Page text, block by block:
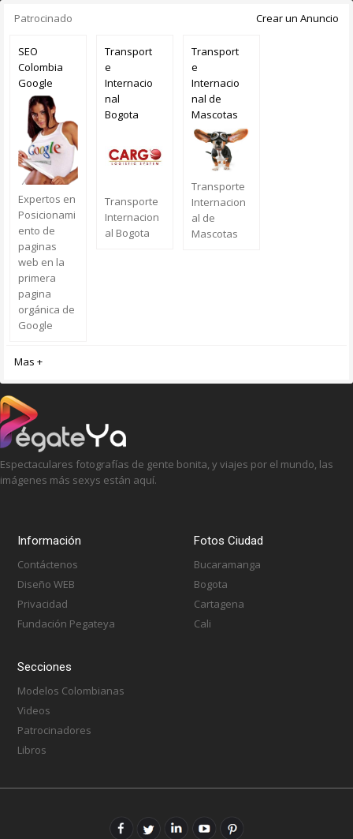
Patrocinado Crear un Anuncio
SEO
Colombia
Google
Expertos en
Posicionami
ento de
paginas
web en la
primera
pagina
orgánica de
Google
Transport
e
Internacio
nal
Bogota
Transporte
Internacion
al Bogota
Transport
e
Internacio
nal de
Mascotas
Transporte
Internacion
al de
Mascotas
Mas +
Espectaculares fotografías de gente bonita, y viajes por el mundo, las
imágenes más sexys están aquí.
Información
Contáctenos
Diseño WEB
Privacidad
Fundación Pegateya
Fotos Ciudad
Bucaramanga
Bogota
Cartagena
Cali
Secciones
Modelos Colombianas
Videos
Patrocinadores
Libros